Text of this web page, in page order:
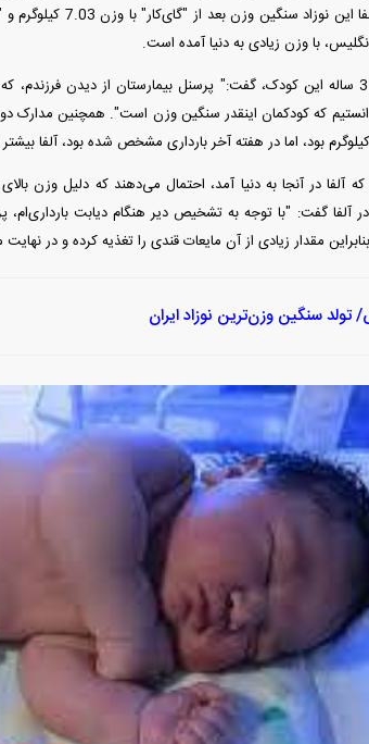
با وزن زیادی به دنیا آمده است.
شیرال میچ، مادر 31 ساله این کودک، گفت:" پرسنل بیمارستان از
که کودکمان اینقدر سنگین وزن است". همچنین مدارک
آلفا در آنجا به دنیا آمد، احتمال می‌دهند که دلیل وزن
آلفا گفت: "با توجه به تشخیص دیر هنگام دیابت بارداری‌ام،
مقدار زیادی از آن مایعات قندی را تغذیه کرده و در
سنگین وزن‌ترین نوزاد ایران‌
قدرت تهدید
است؟
رونمایی از پوکو M ۸ پاور با باتری ۸۰۰۰
میلی‌آمپرساعتی